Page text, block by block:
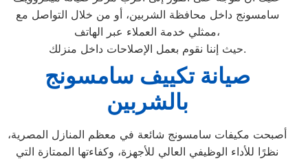
سامسونج داخل محافظة الشربين، أو من خلال التواصل مع
ممثلي خدمة العملاء عبر الهاتف،
حيث إننا نقوم بعمل الإصلاحات داخل منزلك.
صيانة تكييف سامسونج
بالشربين
أصبحت مكيفات سامسونج شائعة في معظم المنازل المصرية،
نظرًا للأداء الوظيفي العالي للأجهزة، وكفاءتها الممتازة التي